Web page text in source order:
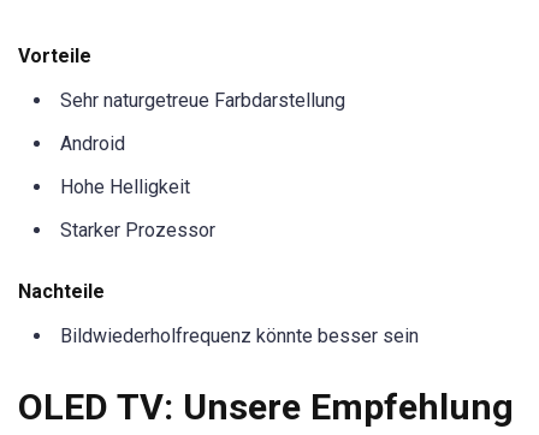
Vorteile
Sehr naturgetreue Farbdarstellung
Android
Hohe Helligkeit
Starker Prozessor
Nachteile
Bildwiederholfrequenz könnte besser sein
OLED TV: Unsere Empfehlung